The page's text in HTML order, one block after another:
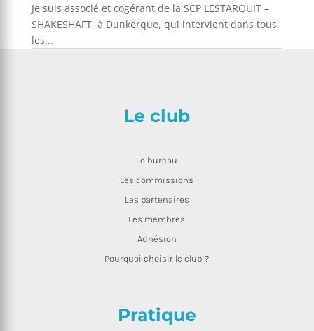
Je suis associé et cogérant de la SCP LESTARQUIT –
SHAKESHAFT, à Dunkerque, qui intervient dans tous
les...
Le club
Le bureau
Les commissions
Les partenaires
Les membres
Adhésion
Pourquoi choisir le club ?
Pratique